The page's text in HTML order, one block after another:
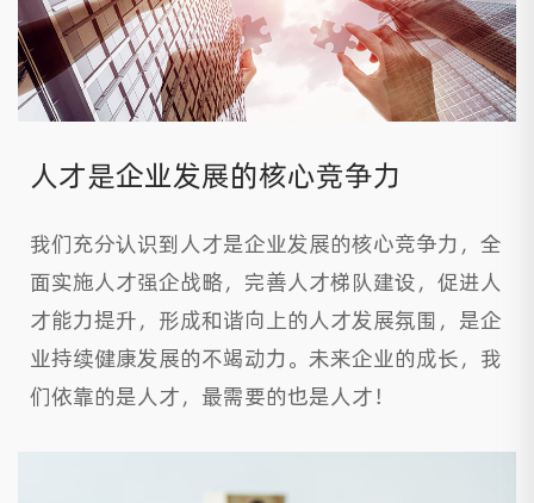
人才是企业发展的核心竞争力
我们充分认识到人才是企业发展的核心竞争力，全
面实施人才强企战略，完善人才梯队建设，促进人
才能力提升，形成和谐向上的人才发展氛围，是企
业持续健康发展的不竭动力。未来企业的成长，我
们依靠的是人才，最需要的也是人才！